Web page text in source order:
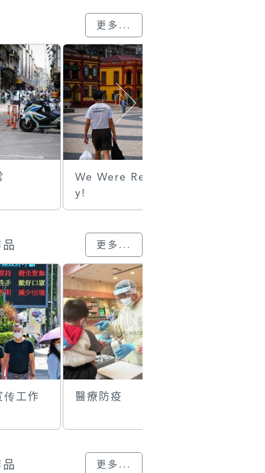
更多...
We Were Read
y!
更多...
传工作 醫療防疫
更多...